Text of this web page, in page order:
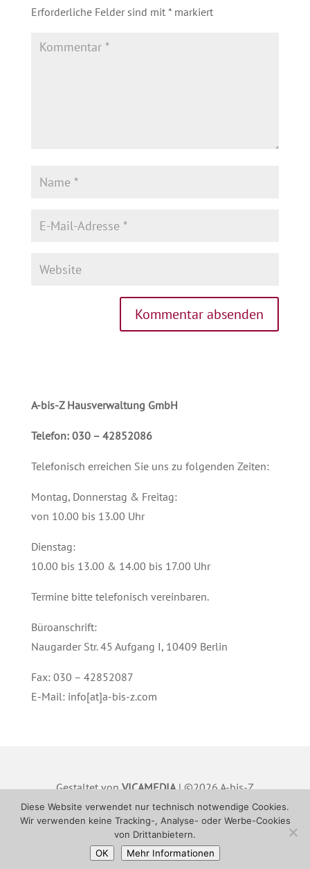
Erforderliche Felder sind mit *markiert
A-bis-Z Hausverwaltung GmbH
Telefon: 030 – 42852086
Telefonisch erreichen Sie uns zu folgenden Zeiten:
Montag, Donnerstag & Freitag:
von 10.00 bis 13.00 Uhr
Dienstag:
10.00 bis 13.00 & 14.00 bis 17.00 Uhr
Termine bitte telefonisch vereinbaren.
Büroanschrift:
Naugarder Str. 45 Aufgang I, 10409 Berlin
Fax: 030 – 42852087
E-Mail: info[at]a-bis-z.com
Gestaltet vonVICAMEDIA| ©2026 A-bis-Z
Hausverwaltung GmbH |IMPRESSUM|
DATENSCHUTZ
Diese Website verwendet nur technisch notwendige Cookies.
Wir verwenden keine Tracking-, Analyse- oder Werbe-Cookies
von Drittanbietern.
OK
Mehr Informationen